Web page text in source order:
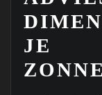
JE